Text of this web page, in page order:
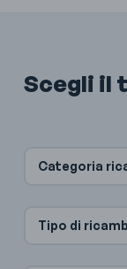
Scegli il
Categoria
Tipo di